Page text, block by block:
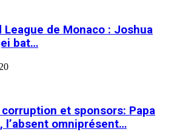
League de Monaco : Joshua
bat…
corruption et sponsors: Papa
l’absent omniprésent…